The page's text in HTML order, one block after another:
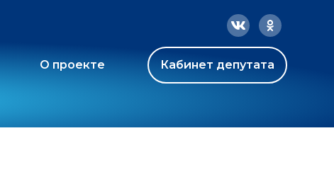
О проекте Кабинет депутата